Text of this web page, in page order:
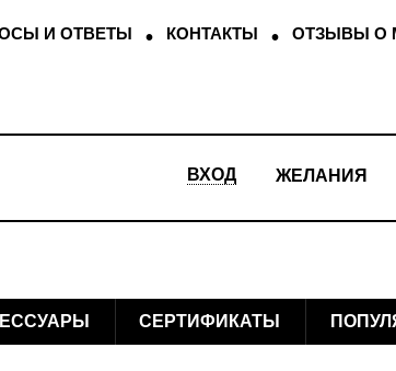
И ОТВЕТЫ КОНТАКТЫ ОТЗЫВЫ О
ВХОД ЖЕЛАНИЯ
СЕРТИФИКАТЫ